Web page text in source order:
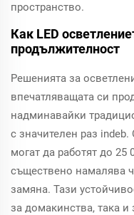
пространство.
Как LED
продължителност
Решенията за
впечатляващата си
надминавайки
с значителен раз
могат да работят до 25
съществено намалява
замяна. Тази
за домакинства, така и